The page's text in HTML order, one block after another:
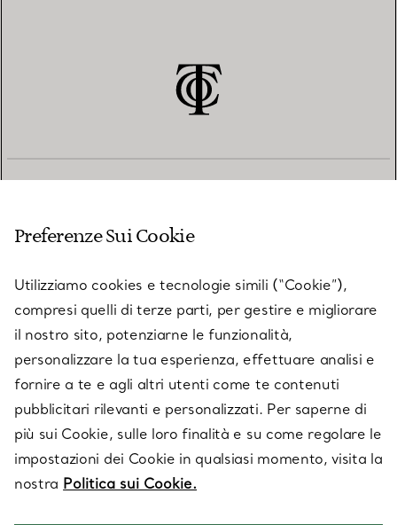
SU TIFFANY & CO.
LEGALE
SEGUICI
Preferenze Sui Cookie
Utilizziamo cookies e tecnologie simili (“Cookie”),
compresi quelli di terze parti, per gestire e migliorare
il nostro sito, potenziarne le funzionalità,
personalizzare la tua esperienza, effettuare analisi e
fornire a te e agli altri utenti come te contenuti
pubblicitari rilevanti e personalizzati. Per saperne di
più sui Cookie, sulle loro finalità e su come regolare le
impostazioni dei Cookie in qualsiasi momento, visita la
nostra Politica sui Cookie.